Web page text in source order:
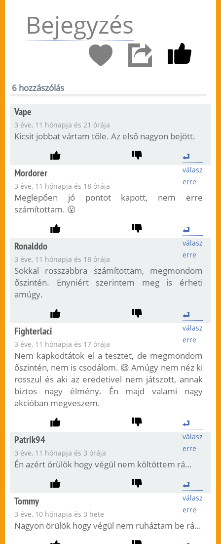
Bejegyzés
6 hozzászólás
Vape
3 éve, 11 hónapja és 21 órája
Kicsit jobbat vártam tőle. Az első nagyon bejött.
válasz
erre
Mordorer
3 éve, 11 hónapja és 18 órája
Meglepően jó pontot kapott, nem erre
számítottam. 😮
válasz
erre
Ronalddo
3 éve, 11 hónapja és 18 órája
Sokkal rosszabbra számítottam, megmondom
őszintén. Enyniért szerintem meg is érheti
amúgy.
válasz
erre
Fighterlaci
3 éve, 11 hónapja és 17 órája
Nem kapkodtátok el a tesztet, de megmondom
őszintén, nem is csodálom. 😄 Amúgy nem néz ki
rosszul és aki az eredetivel nem játszott, annak
biztos nagy élmény. Én majd valami nagy
akcióban megveszem.
válasz
erre
Patrik94
3 éve, 11 hónapja és 3 órája
Én azért örülök hogy végül nem költöttem rá…
válasz
erre
Tommy
3 éve, 10 hónapja és 3 hete
Nagyon örülök hogy végül nem ruháztam be rá…